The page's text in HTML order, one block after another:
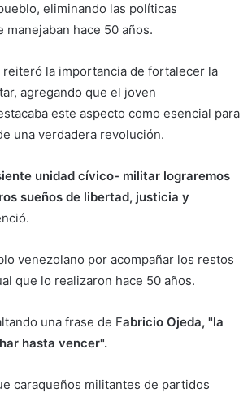
eliminando las políticas
manejaban hace 50 años.
reiteró la importancia de fortalecer la
agregando que el joven
este aspecto como esencial para
una verdadera revolución.
unidad cívico- militar lograremos
sueños de libertad, justicia y
venezolano por acompañar los restos
que lo realizaron hace 50 años.
una frase de Fabricio Ojeda, "la
hasta vencer".
caraqueños militantes de partidos